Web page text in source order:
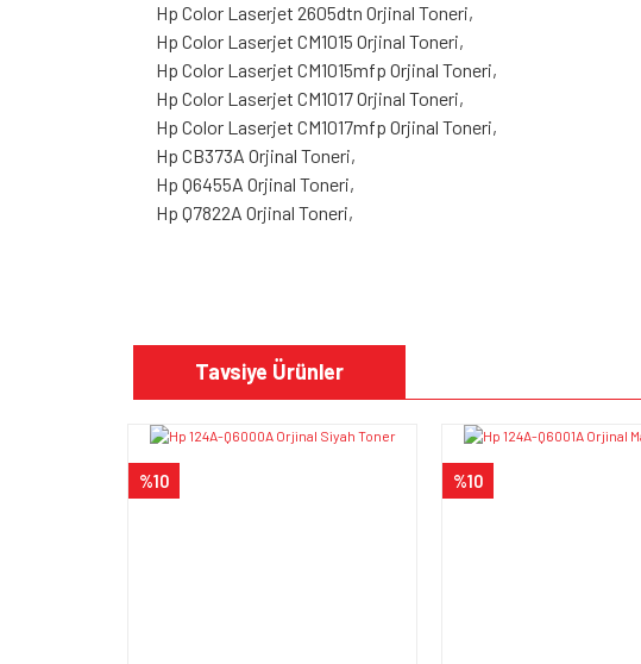
Hp Color Laserjet 2605dtn Orjinal Toneri,
Hp Color Laserjet CM1015 Orjinal Toneri,
Hp Color Laserjet CM1015mfp Orjinal Toneri,
Hp Color Laserjet CM1017 Orjinal Toneri,
Hp Color Laserjet CM1017mfp Orjinal Toneri,
Hp CB373A Orjinal Toneri,
Hp Q6455A Orjinal Toneri,
Hp Q7822A Orjinal Toneri,
Görüş ve önerileriniz için teşekkür ederiz.
Ürün açıklamasında eksik bilgiler bulunuyor.
Tavsiye Ürünler
%10 %10